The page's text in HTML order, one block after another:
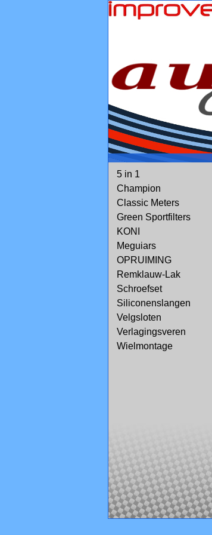
5 in 1
Champion
Classic Meters
Green Sportfilters
KONI
Meguiars
OPRUIMING
Remklauw-Lak
Schroefset
Siliconenslangen
Velgsloten
Verlagingsveren
Wielmontage